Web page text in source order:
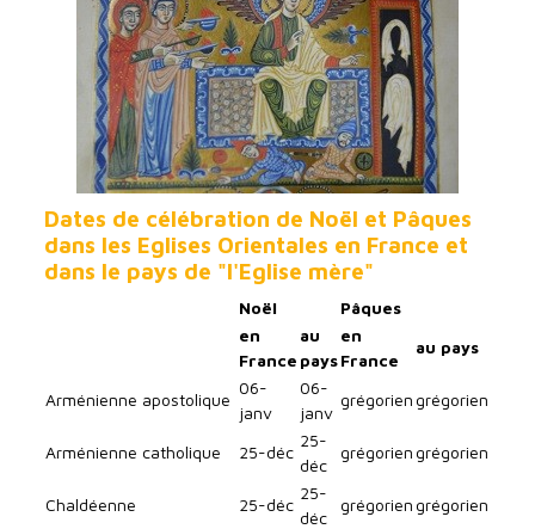
Dates de célébration de Noël et Pâques
dans les Eglises Orientales en France et
dans le pays de "l'Eglise mère"
Noël
Pâques
en
France
au
pays
en
France
au pays
Arménienne apostolique
06-
janv
06-
janv
grégorien grégorien
Arménienne catholique 25-déc
25-
déc
grégorien grégorien
Chaldéenne 25-déc
25-
déc
grégorien grégorien